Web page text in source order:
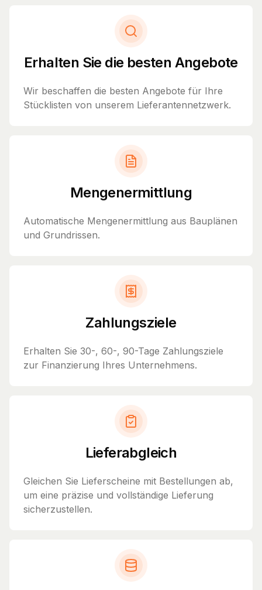
Erhalten Sie die besten Angebote
Wir beschaffen die besten Angebote für Ihre
Stücklisten von unserem Lieferantennetzwerk.
Mengenermittlung
Automatische Mengenermittlung aus Bauplänen
und Grundrissen.
Zahlungsziele
Erhalten Sie 30-, 60-, 90-Tage Zahlungsziele
zur Finanzierung Ihres Unternehmens.
Lieferabgleich
Gleichen Sie Lieferscheine mit Bestellungen ab,
um eine präzise und vollständige Lieferung
sicherzustellen.